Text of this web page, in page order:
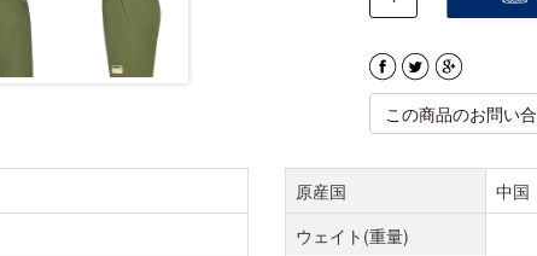
この商品のお問い
原産国
中国
ウェイト(重量)